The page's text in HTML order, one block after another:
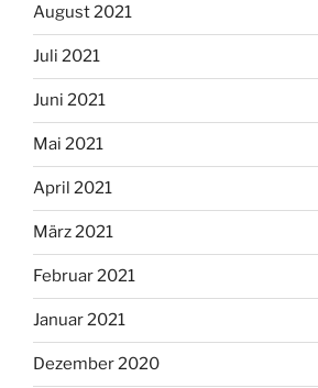
August 2021
Juli 2021
Juni 2021
Mai 2021
April 2021
März 2021
Februar 2021
Januar 2021
Dezember 2020